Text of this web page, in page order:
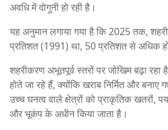
अवधि में दोगुनी हो रही है।
यह अनुमान लगाया गया है कि 2025 तक,
प्रतिशत (1991) था, 50 प्रतिशत से अधिक
शहरीकरण अभूतपूर्व स्तरों पर जोखिम बढ़ा
होते जा रहे हैं, क्योंकि खराब निर्मित और बनाए
उच्च घनत्व वाले क्षेत्रों को प्राकृतिक खतरों,
और भूकंप के अधीन किया जाता है।